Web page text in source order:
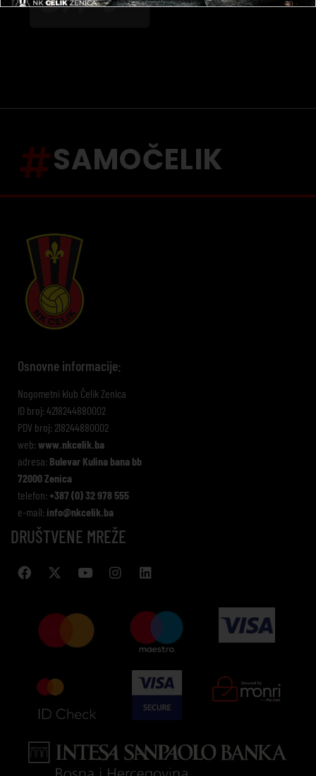
SAMOČELIK
Osnovne informacije:
Nogometni klub Čelik Zenica
ID broj: 4218244880002
PDV broj: 218244880002
web: www.nkcelik.ba
adresa: Bulevar Kulina bana bb
72000 Zenica
telefon: +387 (0) 32 978 555
e-mail: info@nkcelik.ba
DRUŠTVENE MREŽE